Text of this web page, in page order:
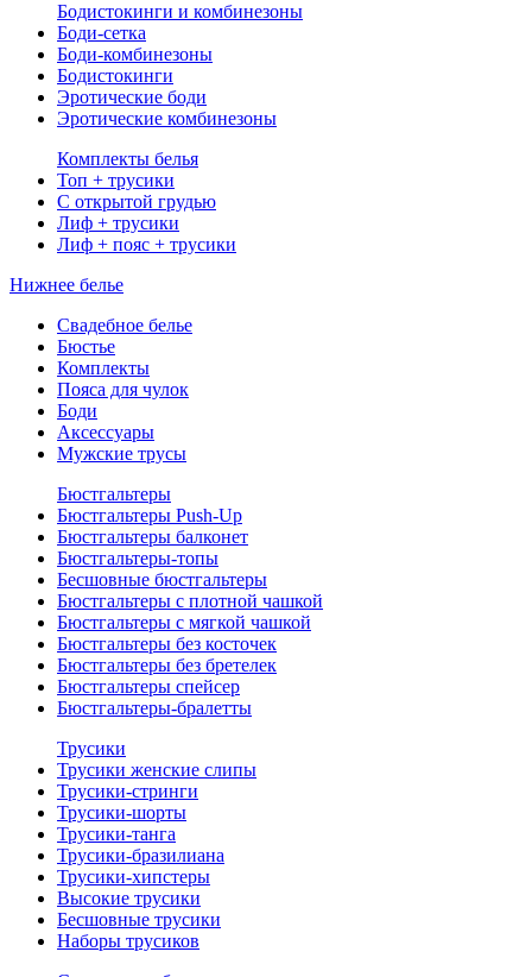
Бодистокинги и комбинезоны
Боди-сетка
Боди-комбинезоны
Бодистокинги
Эротические боди
Эротические комбинезоны
Комплекты белья
Топ + трусики
С открытой грудью
Лиф + трусики
Лиф + пояс + трусики
Нижнее белье
Свадебное белье
Бюстье
Комплекты
Пояса для чулок
Боди
Аксессуары
Мужские трусы
Бюстгальтеры
Бюстгальтеры Push-Up
Бюстгальтеры балконет
Бюстгальтеры-топы
Бесшовные бюстгальтеры
Бюстгальтеры с плотной чашкой
Бюстгальтеры с мягкой чашкой
Бюстгальтеры без косточек
Бюстгальтеры без бретелек
Бюстгальтеры спейсер
Бюстгальтеры-бралетты
Трусики
Трусики женские слипы
Трусики-стринги
Трусики-шорты
Трусики-танга
Трусики-бразилиана
Трусики-хипстеры
Высокие трусики
Бесшовные трусики
Наборы трусиков